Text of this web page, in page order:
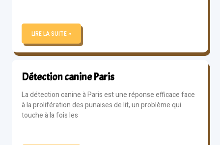
LIRE LA SUITE »
Détection canine Paris
La détection canine à Paris est une réponse efficace face
à la prolifération des punaises de lit, un problème qui
touche à la fois les